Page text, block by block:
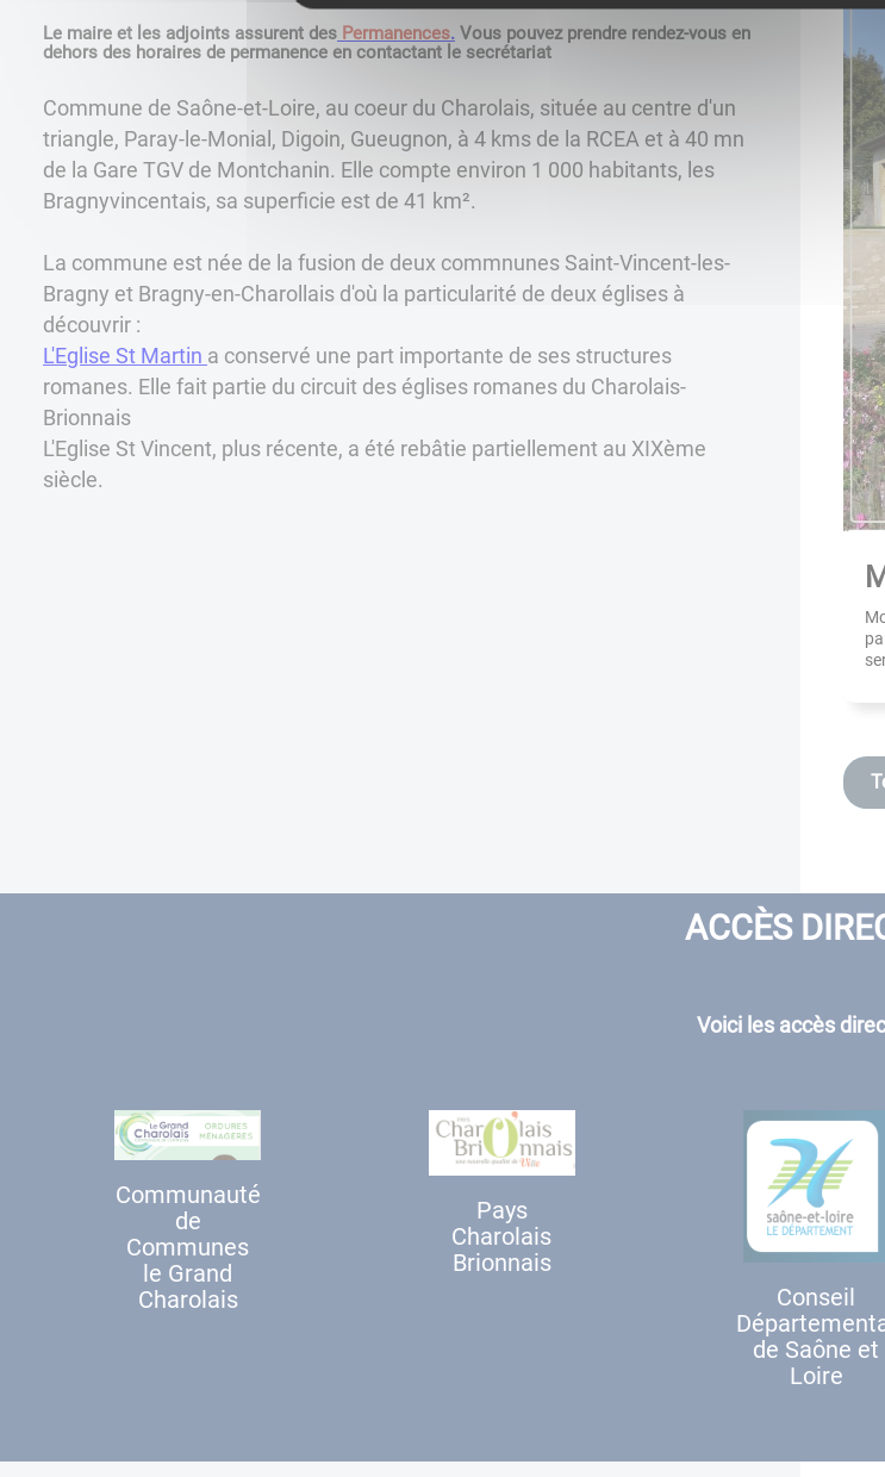
Le maire et les adjoints assurent des Permanences. Vous pouvez prendre rendez-vous en
dehors des horaires de permanence en contactant le secrétariat
Commune de Saône-et-Loire, au coeur du Charolais, située au centre d'un
triangle, Paray-le-Monial, Digoin, Gueugnon, à 4 kms de la RCEA et à 40 mn
de la Gare TGV de Montchanin. Elle compte environ 1 000 habitants, les
Bragnyvincentais, sa superficie est de 41 km².
La commune est née de la fusion de deux commnunes Saint-Vincent-les-
Bragny et Bragny-en-Charollais d'où la particularité de deux églises à
découvrir :
L'​​​​​​​Eglise St Martin a conservé une part importante de ses structures
romanes. Elle fait partie du circuit des églises romanes du Charolais-
Brionnais
L'Eglise St Vincent, plus récente, a été rebâtie partiellement au XIXème
siècle.
ACCÈS
Voici les accès
Communauté
de
Communes
le Grand
Charolais
Pays
Charolais
Brionnais
Conseil
de Saône et
Loire